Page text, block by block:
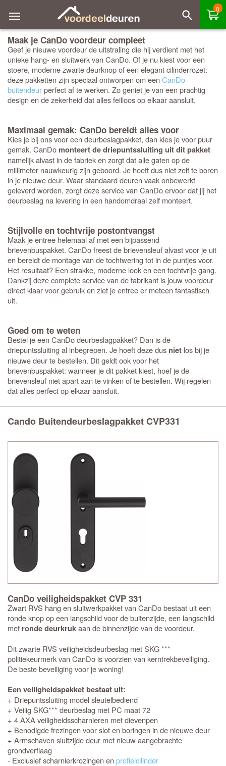
0
Maak je CanDo voordeur compleet
Geef je nieuwe voordeur de uitstraling die hij verdient met het
unieke hang- en sluitwerk van CanDo. Of je nu kiest voor een
stoere, moderne zwarte deurknop of een elegant cilinderrozet:
deze pakketten zijn speciaal ontworpen om eenCanDo
buitendeurperfect af te werken. Zo geniet je van een prachtig
design en de zekerheid dat alles feilloos op elkaar aansluit.
Maximaal gemak: CanDo bereidt alles voor
Kies je bij ons voor een deurbeslagpakket, dan kies je voor puur
gemak. CanDo monteert de driepuntssluiting uit dit pakket
namelijk alvast in de fabriek en zorgt dat alle gaten op de
millimeter nauwkeurig zijn geboord. Je hoeft dus niet zelf te boren
in je nieuwe deur. Waar standaard deuren vaak onbewerkt
geleverd worden, zorgt deze service van CanDo ervoor dat jij het
deurbeslag na levering in een handomdraai zelf monteert.
Stijlvolle en tochtvrije postontvangst
Maak je entree helemaal af met een bijpassend
brievenbuspakket. CanDo freest de brievensleuf alvast voor je uit
en bereidt de montage van de tochtwering tot in de puntjes voor.
Het resultaat? Een strakke, moderne look en een tochtvrije gang.
Dankzij deze complete service van de fabrikant is jouw voordeur
direct klaar voor gebruik en ziet je entree er meteen fantastisch
uit.
Goed om te weten
Bestel je een CanDo deurbeslagpakket? Dan is de
driepuntssluiting al inbegrepen. Je hoeft deze dus niet los bij je
nieuwe deur te bestellen. Dit geldt ook voor het
brievenbuspakket: wanneer je dit pakket kiest, hoef je de
brievensleuf niet apart aan te vinken of te bestellen. Wij regelen
dat alles perfect op elkaar aansluit.
Cando Buitendeurbeslagpakket CVP331
CanDo veiligheidspakket CVP 331
Zwart RVS hang en sluitwerkpakket van CanDo bestaat uit een
ronde knop op een langschild voor de buitenzijde, een langschild
met ronde deurkrukaan de binnenzijde van de voordeur.
Dit zwarte RVS veiligheidsdeurbeslag met SKG ***
politiekeurmerk van CanDo is voorzien van kerntrekbeveiliging.
De beste beveiliging voor je woning!
Een veiligheidspakket bestaat uit:
+ Driepuntssluiting model sleutelbediend
+ Veilig SKG*** deurbeslag met PC maat 72
+ 4 AXA veiligheidsscharnieren met dievenpen
+ Benodigde frezingen voor slot en boringen in de nieuwe deur
+ Armschaven sluitzijde deur met nieuw aangebrachte
grondverflaag
- Exclusief scharnierkrozingen enprofielcilinder